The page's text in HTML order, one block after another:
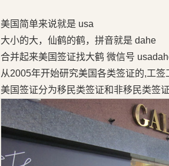
美国简单来说就是 usa
大小的大，仙鹤的鹤，拼音就是 dahe
合并起来美国签证找大鹤 微信号
从2005年开始研究美国各类签证的,工签
美国签证分为移民类签证和非移民类签